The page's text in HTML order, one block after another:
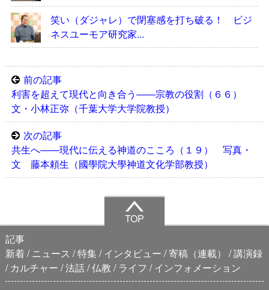
笑い（ダジャレ）で閉塞感を打ち破る！ ビジ
ネスユーモア研究家...
前の記事
利害を超えて現代と向き合う――宗教の役割（６６）
文・小林正弥（千葉大学大学院教授）
次の記事
共生へ――現代に伝える神道のこころ（１９） 写真・
文 藤本頼生（國學院大學神道文化学部教授）
TOP
記事
新着
ニュース 特集 インタビュー 寄稿（連載）
講演録
カルチャー 法話 仏教 ライフ
インフォメーション